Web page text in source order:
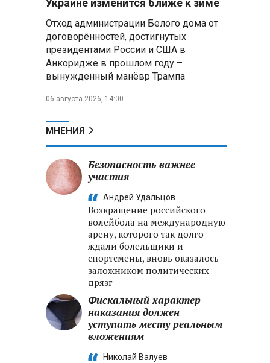
Президент Алжира готовится
к визиту в Беларусь — МИД
Алжира
300 жителей Курской области,
неизвестной
Второй энергоблок БелАЭС
вновь вышел на номинальную
мощность после диагностики
оборудования
Украине изменится ближе к зиме
Отход администрации Белого дома от
договорённостей, достигнутых
президентами России и США в
Анкоридже в прошлом году –
вынужденный манёвр Трампа
06 августа 2026, 14:00
МНЕНИЯ
Безопасность важнее
участия
Андрей Удальцов
Возвращение российского
волейбола на международную
арену, которого так долго
ждали болельщики и
спортсмены, вновь оказалось
заложником политических
дрязг
Фискальный характер
наказания должен
уступать месту реальным
вложениям
Николай Валуев